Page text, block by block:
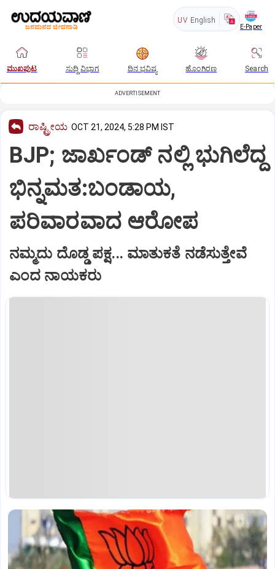
UV English
E-Paper
ಮುಖಪುಟ ಸುದ್ದಿ ವಿಭಾಗ ದಿನ ಭವಿಷ್ಯ ಹೊಂಗಿರಣ Search
ADVERTISEMENT
ರಾಷ್ಟ್ರೀಯ OCT 21, 2024, 5:28 PM IST
BJP; ಜಾರ್ಖಂಡ್ ನಲ್ಲಿ ಭುಗಿಲೆದ್ದ
ಭಿನ್ನಮತ:ಬಂಡಾಯ,
ಪರಿವಾರವಾದ ಆರೋಪ
ನಮ್ಮದು ದೊಡ್ಡ ಪಕ್ಷ... ಮಾತುಕತೆ ನಡೆಸುತ್ತೇವೆ
ಎಂದ ನಾಯಕರು